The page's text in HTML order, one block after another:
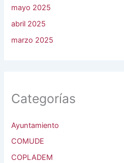
mayo 2025
abril 2025
marzo 2025
Categorías
Ayuntamiento
COMUDE
COPLADEM